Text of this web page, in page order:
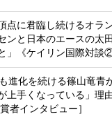
点に君臨し続けるオラ
ンと日本のエースの太
」《ケイリン国際対談②
進化を続ける篠山竜青
上手くなっている」理
者インタビュー］